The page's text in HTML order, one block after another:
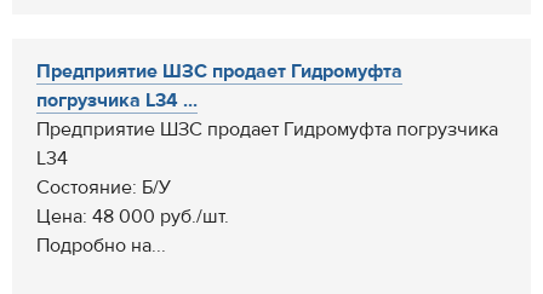
Предприятие ШЗС продает Гидромуфта
погрузчика L34 ...
Предприятие ШЗС продает Гидромуфта погрузчика
L34
Состояние: Б/У
Цена: 48 000 руб./шт.
Подробно на...